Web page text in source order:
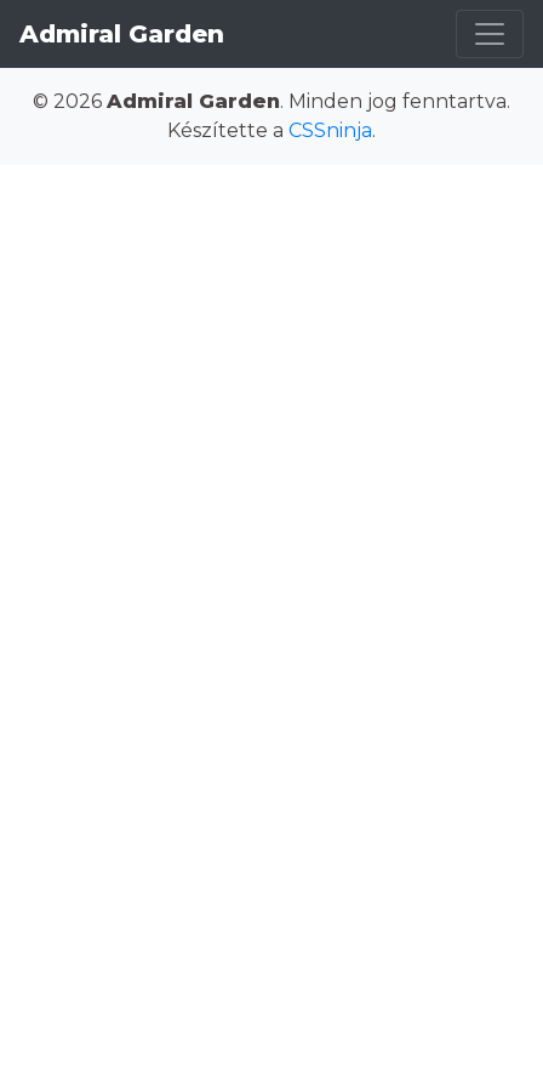
Admiral Garden
© 2026 Admiral Garden. Minden jog fenntartva.
Készítette a CSSninja.